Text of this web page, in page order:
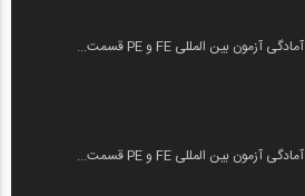
آمادگی آزمون بین المللی FE و PE قسمت...
آمادگی آزمون بین المللی FE و PE قسمت...